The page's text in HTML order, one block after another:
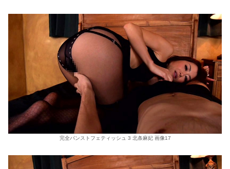
完全パンストフェティッシュ 3 北条麻妃 画像17